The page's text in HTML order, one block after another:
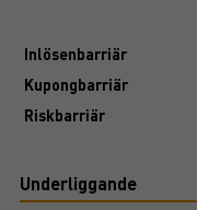
Inlösenbarriär
Kupongbarriär
Riskbarriär
Underliggande